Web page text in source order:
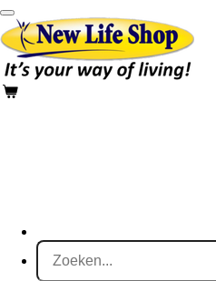
Ga
direct
naar
de
hoofdinhoud